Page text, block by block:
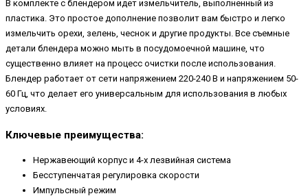
В комплекте с блендером идет измельчитель, выполненный из
пластика. Это простое дополнение позволит вам быстро и легко
измельчить орехи, зелень, чеснок и другие продукты. Все съемные
детали блендера можно мыть в посудомоечной машине, что
существенно влияет на процесс очистки после использования.
Блендер работает от сети напряжением 220-240 В и напряжением 50-
60 Гц, что делает его универсальным для использования в любых
условиях.
Ключевые преимущества:
Нержавеющий корпус и 4-х лезвийная система
Бесступенчатая регулировка скорости
Импульсный режим